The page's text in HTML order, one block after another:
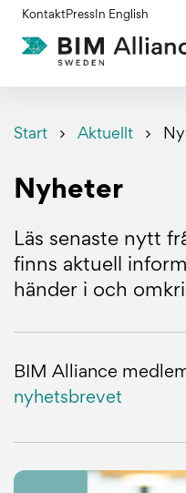
innehållet
Kontakt Press In English
Start Aktuellt
Nyheter
Läs senaste nytt
finns aktuell
händer i och
BIM Alliance
nyhetsbrevet